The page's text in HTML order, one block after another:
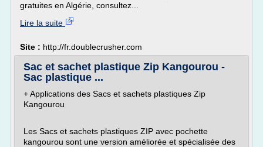
gratuites en Algérie, consultez...
Lire la suite
Site : http://fr.doublecrusher.com
Sac et sachet plastique Zip Kangourou -
Sac plastique ...
+ Applications des Sacs et sachets plastiques Zip
Kangourou
Les Sacs et sachets plastiques ZIP avec pochette
kangourou sont une version améliorée et spécialisée des